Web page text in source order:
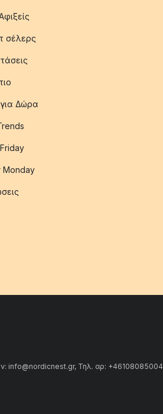
σέλερς
για Δώρα
Monday
info@nordicnest.gr, Τηλ. αρ: +46108085004